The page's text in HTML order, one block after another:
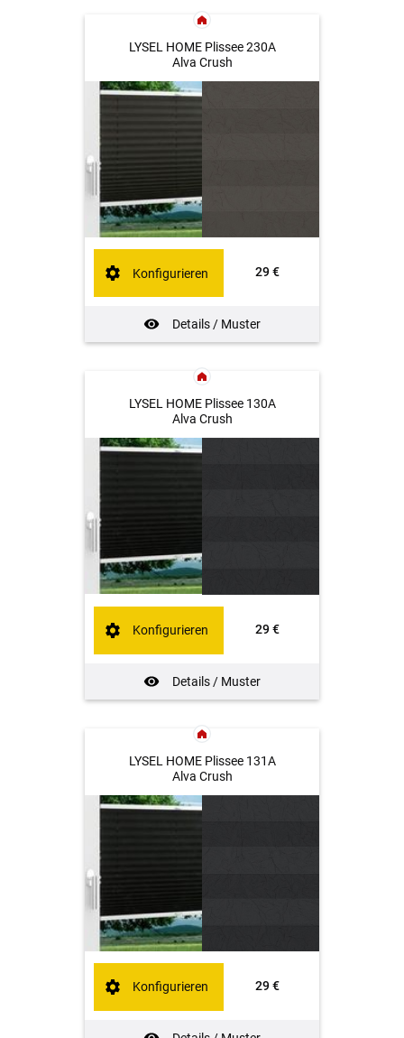
LYSEL HOME Plissee 230A
Alva Crush
29 €
Details / Muster
Konfigurieren
LYSEL HOME Plissee 130A
Alva Crush
29 €
Details / Muster
Konfigurieren
LYSEL HOME Plissee 131A
Alva Crush
29 €
Konfigurieren